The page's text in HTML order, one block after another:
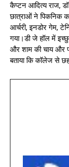
कैप्टन आदित्य राज,
छात्राओं ने पिकनिक का
आर्चरी, इनडोर गेम,
गया।डी जे हॉल में
और शाम की चाय और
बताया कि कॉलेज से छह